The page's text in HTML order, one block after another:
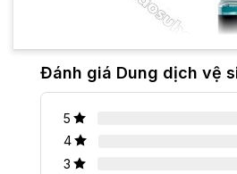
Đánh giá Dung dịch vệ
5
4
3